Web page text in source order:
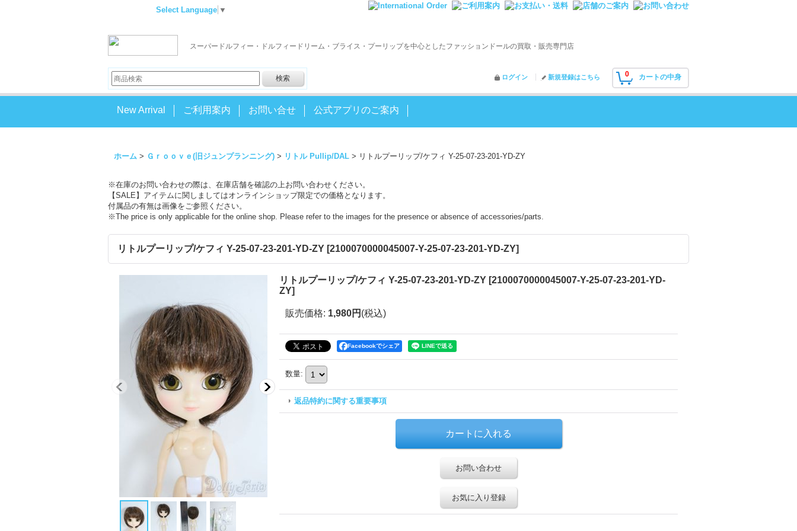
Select Language ▼
スーパードルフィー・ドルフィードリーム・ブライス・プーリップを中心としたファッションドールの買取・販売専門店
0 カートの中身
ログイン 新規登録はこちら
New Arrival ご利用案内 お問い合せ 公式アプリのご案内
ホーム > Ｇｒｏｏｖｅ(旧ジュンプランニング) > リトル Pullip/DAL > リトルプーリップ/ケフィ Y-25-07-23-201-YD-ZY
※在庫のお問い合わせの際は、在庫店舗を確認の上お問い合わせください。
【SALE】アイテムに関しましてはオンラインショップ限定での価格となります。
付属品の有無は画像をご参照ください。
※The price is only applicable for the online shop. Please refer to the images for the presence or absence of accessories/parts.
リトルプーリップ/ケフィ Y-25-07-23-201-YD-ZY [2100070000045007-Y-25-07-23-201-YD-ZY]
リトルプーリップ/ケフィ Y-25-07-23-201-YD-ZY [2100070000045007-Y-25-07-23-201-YD-
ZY]
販売価格: 1,980円 (税込)
Facebookでシェア
数量:
返品特約に関する重要事項
お問い合わせ
お気に入り登録